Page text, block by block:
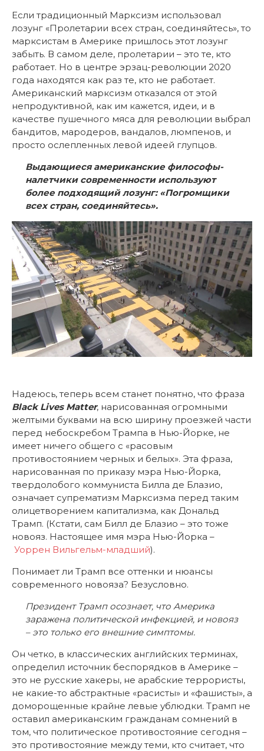
Если традиционный Марксизм использовал
лозунг «Пролетарии всех стран, соединяйтесь», то
марксистам в Америке пришлось этот лозунг
забыть. В самом деле, пролетарии – это те, кто
работает. Но в центре эрзац-революции 2020
года находятся как раз те, кто не работает.
Американский марксизм отказался от этой
непродуктивной, как им кажется, идеи, и в
качестве пушечного мяса для революции выбрал
бандитов, мародеров, вандалов, люмпенов, и
просто ослепленных левой идеей глупцов.
Выдающиеся американские философы-
налетчики современности используют
более подходящий лозунг: «Погромщики
всех стран, соединяйтесь».
Надеюсь, теперь всем станет понятно, что фраза
Black Lives Matter, нарисованная огромными
желтыми буквами на всю ширину проезжей части
перед небоскребом Трампа в Нью-Йорке, не
имеет ничего общего с «расовым
противостоянием черных и белых». Эта фраза,
нарисованная по приказу мэра Нью-Йорка,
твердолобого коммуниста Билла де Блазио,
означает супрематизм Марксизма перед таким
олицетворением капитализма, как Дональд
Трамп. (Кстати, сам Билл де Блазио – это тоже
новояз. Настоящее имя мэра Нью-Йорка –
Уоррен Вильгельм-младший).
Понимает ли Трамп все оттенки и нюансы
современного новояза? Безусловно.
Президент Трамп осознает, что Америка
заражена политической инфекцией, и новояз
– это только его внешние симптомы.
Он четко, в классических английских терминах,
определил источник беспорядков в Америке –
это не русские хакеры, не арабские террористы,
не какие-то абстрактные «расисты» и «фашисты», а
доморощенные крайне левые ублюдки. Трамп не
оставил американским гражданам сомнений в
том, что политическое противостояние сегодня –
это противостояние между теми, кто считает, что